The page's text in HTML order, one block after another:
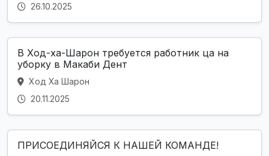
26.10.2025
В Ход-ха-Шарон требуется работник ца на
уборку в Макаби Дент
Ход Ха Шарон
20.11.2025
ПРИСОЕДИНЯЙСЯ К НАШЕЙ КОМАНДЕ!